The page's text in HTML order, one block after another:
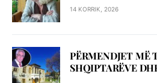
14 KORRIK, 2026
PËRMENDJET MË
SHQIPTARËVE